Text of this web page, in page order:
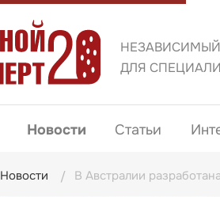
ДЛЯ
Новости Статьи
Новости В Австралии